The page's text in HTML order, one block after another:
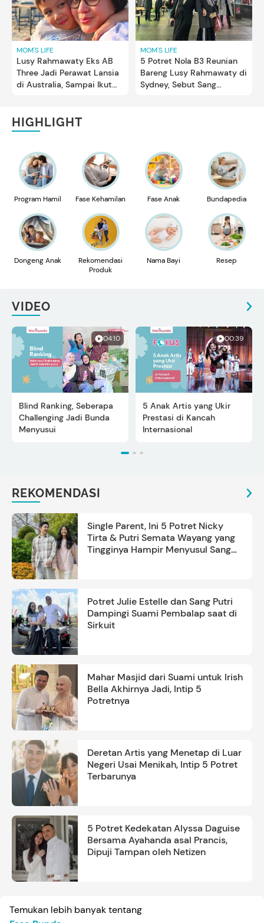
MOM'S LIFE
Lusy Rahmawaty Eks AB
Three Jadi Perawat Lansia
di Australia, Sampai Ikut
MOM'S LIFE
5 Potret Nola B3 Reunian
Bareng Lusy Rahmawaty di
Sydney, Sebut Sang
HIGHLIGHT
Program Hamil Fase Kehamilan Fase Anak Bundapedia
Dongeng Anak
Rekomendasi
Produk
Nama Bayi Resep
VIDEO
04:10
Blind Ranking, Seberapa
Challenging Jadi Bunda
Menyusui
00:39
5 Anak Artis yang Ukir
Prestasi di Kancah
Internasional
REKOMENDASI
Single Parent, Ini 5 Potret Nicky
Tirta & Putri Semata Wayang yang
Tingginya Hampir Menyusul Sang
Potret Julie Estelle dan Sang Putri
Dampingi Suami Pembalap saat di
Sirkuit
Mahar Masjid dari Suami untuk Irish
Bella Akhirnya Jadi, Intip 5
Potretnya
Deretan Artis yang Menetap di Luar
Negeri Usai Menikah, Intip 5 Potret
Terbarunya
5 Potret Kedekatan Alyssa Daguise
Bersama Ayahanda asal Prancis,
Dipuji Tampan oleh Netizen
Temukan lebih banyak tentang